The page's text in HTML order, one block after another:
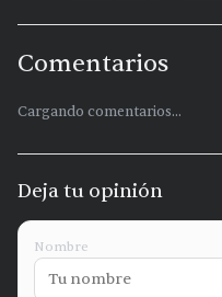
Comentarios
Cargando comentarios...
Deja tu opinión
Nombre